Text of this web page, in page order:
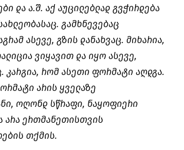
და ა.შ. აქ აუცილებლად გვჭირდება
გამხნევებაც
ასევე, გზის დანახვაც. მიხარია,
ვიყავით და იყო ასევე,
კარგია, რომ ასეთი ფორმატი აღდგა.
არის ყველაზე
ოღონდ სწრაფი, ნაყოფიერი
არა ერთმანეთისთვის
თქმის.